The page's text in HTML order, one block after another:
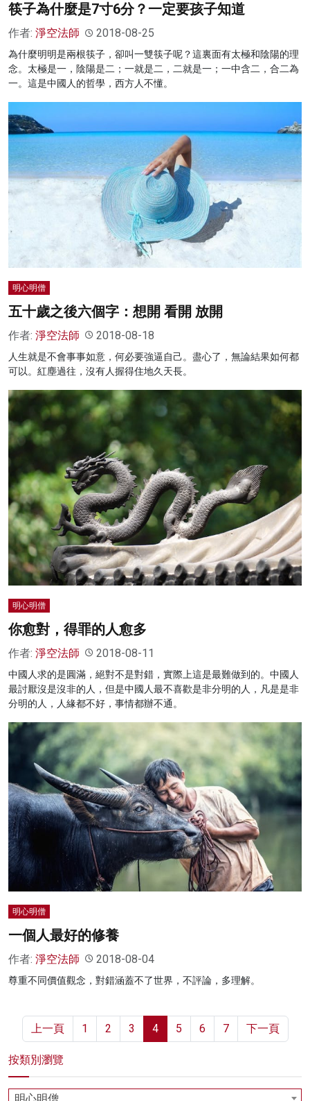
筷子為什麼是7寸6分？一定要孩子知道
作者: 淨空法師 2018-08-25
為什麼明明是兩根筷子，卻叫一雙筷子呢？這裏面有太極和陰陽的理
念。太極是一，陰陽是二；一就是二，二就是一；一中含二，合二為
一。這是中國人的哲學，西方人不懂。
明心明僧
五十歲之後六個字：想開 看開 放開
作者: 淨空法師 2018-08-18
人生就是不會事事如意，何必要強逼自己。盡心了，無論結果如何都
可以。紅塵過往，沒有人握得住地久天長。
明心明僧
你愈對，得罪的人愈多
作者: 淨空法師 2018-08-11
中國人求的是圓滿，絕對不是對錯，實際上這是最難做到的。中國人
最討厭沒是沒非的人，但是中國人最不喜歡是非分明的人，凡是是非
分明的人，人緣都不好，事情都辦不通。
明心明僧
一個人最好的修養
作者: 淨空法師 2018-08-04
尊重不同價值觀念，對錯涵蓋不了世界，不評論，多理解。
上一頁 1 2 3 4 5 6 7 下一頁
按類別瀏覽